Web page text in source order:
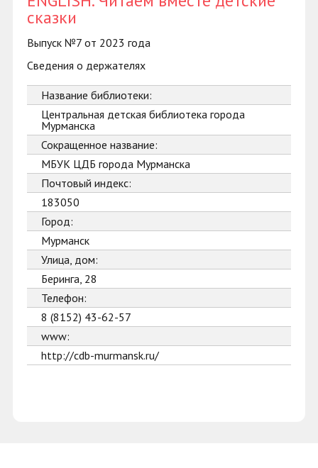
сказки
Выпуск №7 от 2023 года
Сведения о держателях
Название библиотеки:
Центральная детская библиотека города
Мурманска
Сокращенное название:
МБУК ЦДБ города Мурманска
Почтовый индекс:
183050
Город:
Мурманск
Улица, дом:
Беринга, 28
Телефон:
8 (8152) 43-62-57
www:
http://cdb-murmansk.ru/